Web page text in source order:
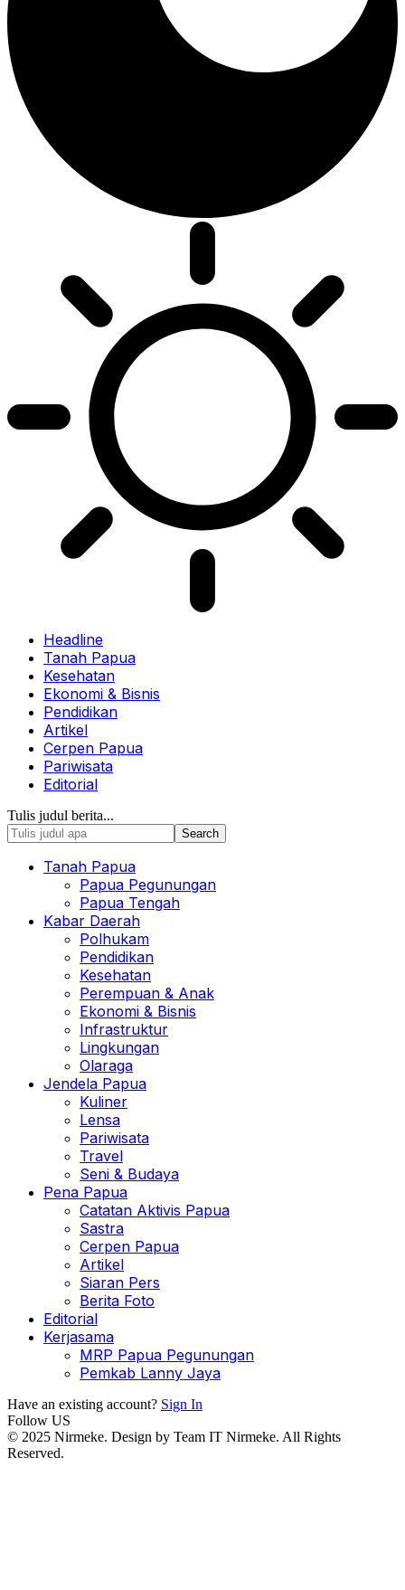
Headline
Tanah Papua
Kesehatan
Ekonomi & Bisnis
Pendidikan
Artikel
Cerpen Papua
Pariwisata
Editorial
Tulis judul berita...
Tanah Papua
Papua Pegunungan
Papua Tengah
Kabar Daerah
Polhukam
Pendidikan
Kesehatan
Perempuan & Anak
Ekonomi & Bisnis
Infrastruktur
Lingkungan
Olaraga
Jendela Papua
Kuliner
Lensa
Pariwisata
Travel
Seni & Budaya
Pena Papua
Catatan Aktivis Papua
Sastra
Cerpen Papua
Artikel
Siaran Pers
Berita Foto
Editorial
Kerjasama
MRP Papua Pegunungan
Pemkab Lanny Jaya
Have an existing account? Sign In
Follow US
© 2025 Nirmeke. Design by Team IT Nirmeke. All Rights
Reserved.